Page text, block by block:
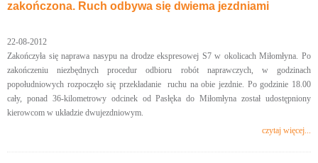
zakończona. Ruch odbywa się dwiema jezdniami
22-08-2012
Zakończyła się naprawa nasypu na drodze ekspresowej S7 w okolicach Miłomłyna. Po
zakończeniu niezbędnych procedur odbioru robót naprawczych, w godzinach
popołudniowych rozpoczęło się przekładanie ruchu na obie jezdnie. Po godzinie 18.00
cały, ponad 36-kilometrowy odcinek od Pasłęka do Miłomłyna został udostępniony
kierowcom w układzie dwujezdniowym.
czytaj więcej...